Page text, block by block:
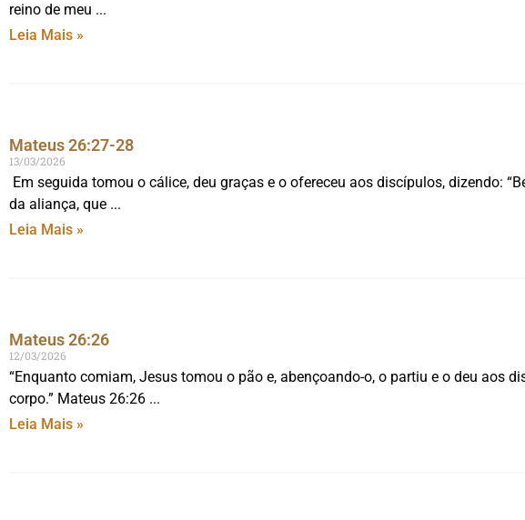
reino de meu
Leia Mais »
Mateus 26:27-28
13/03/2026
Em seguida tomou o cálice, deu graças e o ofereceu aos discípulos, dizendo:
da aliança, que
Leia Mais »
Mateus 26:26
12/03/2026
“Enquanto comiam, Jesus tomou o pão e, abençoando-o, o partiu e o deu aos
corpo.” Mateus 26:26
Leia Mais »